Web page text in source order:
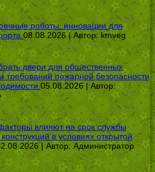
роботы: инновации для
08.08.2026 | Автор:kmveg
двери для общественных
требований пожарной безопасности
05.08.2026 | Автор:
влияют на срок службы
в условиях открытой
| Автор: Администратор